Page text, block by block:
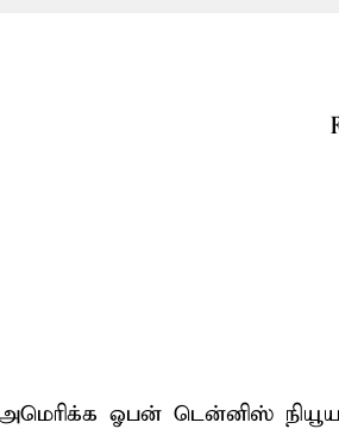
ஓபன் டென்னிஸ்